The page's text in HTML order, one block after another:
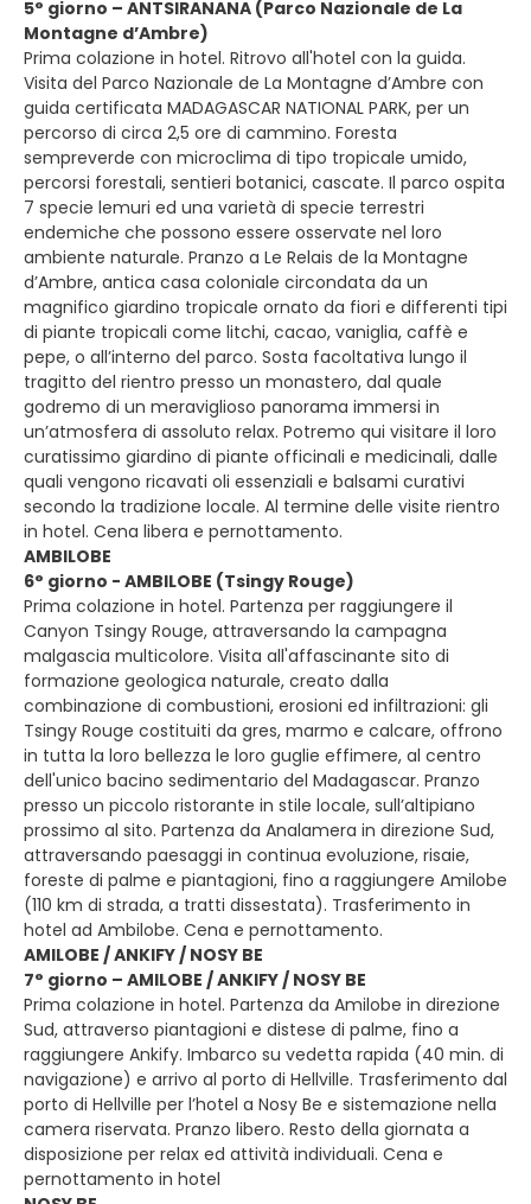
5° giorno – ANTSIRANANA (Parco Nazionale de La
Montagne d’Ambre)
Prima colazione in hotel. Ritrovo all'hotel con la guida.
Visita del Parco Nazionale de La Montagne d’Ambre con
guida certificata MADAGASCAR NATIONAL PARK, per un
percorso di circa 2,5 ore di cammino. Foresta
sempreverde con microclima di tipo tropicale umido,
percorsi forestali, sentieri botanici, cascate. Il parco ospita
7 specie lemuri ed una varietà di specie terrestri
endemiche che possono essere osservate nel loro
ambiente naturale. Pranzo a Le Relais de la Montagne
d’Ambre, antica casa coloniale circondata da un
magnifico giardino tropicale ornato da fiori e differenti tipi
di piante tropicali come litchi, cacao, vaniglia, caffè e
pepe, o all’interno del parco. Sosta facoltativa lungo il
tragitto del rientro presso un monastero, dal quale
godremo di un meraviglioso panorama immersi in
un’atmosfera di assoluto relax. Potremo qui visitare il loro
curatissimo giardino di piante officinali e medicinali, dalle
quali vengono ricavati oli essenziali e balsami curativi
secondo la tradizione locale. Al termine delle visite rientro
in hotel. Cena libera e pernottamento.
AMBILOBE
6° giorno - AMBILOBE (Tsingy Rouge)
Prima colazione in hotel. Partenza per raggiungere il
Canyon Tsingy Rouge, attraversando la campagna
malgascia multicolore. Visita all'affascinante sito di
formazione geologica naturale, creato dalla
combinazione di combustioni, erosioni ed infiltrazioni: gli
Tsingy Rouge costituiti da gres, marmo e calcare, offrono
in tutta la loro bellezza le loro guglie effimere, al centro
dell'unico bacino sedimentario del Madagascar. Pranzo
presso un piccolo ristorante in stile locale, sull’altipiano
prossimo al sito. Partenza da Analamera in direzione Sud,
attraversando paesaggi in continua evoluzione, risaie,
foreste di palme e piantagioni, fino a raggiungere Amilobe
(110 km di strada, a tratti dissestata). Trasferimento in
hotel ad Ambilobe. Cena e pernottamento.
AMILOBE / ANKIFY / NOSY BE
7° giorno – AMILOBE / ANKIFY / NOSY BE
Prima colazione in hotel. Partenza da Amilobe in direzione
Sud, attraverso piantagioni e distese di palme, fino a
raggiungere Ankify. Imbarco su vedetta rapida (40 min. di
navigazione) e arrivo al porto di Hellville. Trasferimento dal
porto di Hellville per l’hotel a Nosy Be e sistemazione nella
camera riservata. Pranzo libero. Resto della giornata a
disposizione per relax ed attività individuali. Cena e
pernottamento in hotel